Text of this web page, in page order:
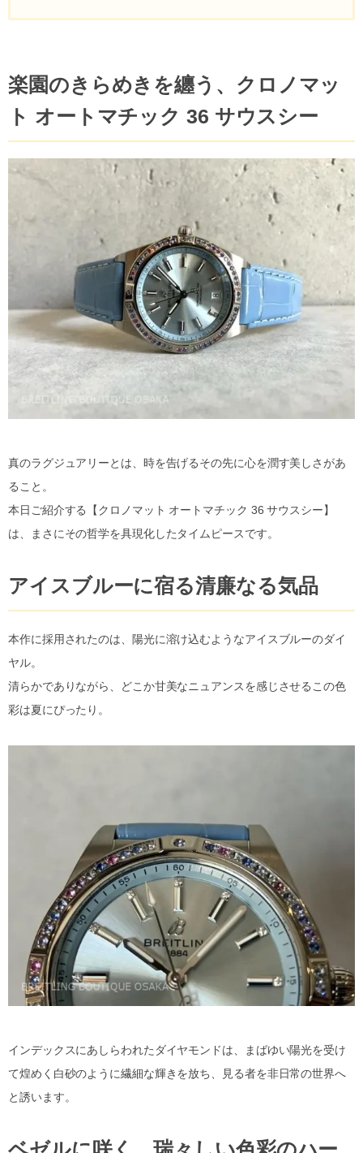
楽園のきらめきを纏う、クロノマッ
ト オートマチック 36 サウスシー
真のラグジュアリーとは、時を告げるその先に心を潤す美しさがあ
ること。
本日ご紹介する【クロノマット オートマチック 36 サウスシー】
は、まさにその哲学を具現化したタイムピースです。
アイスブルーに宿る清廉なる気品
本作に採用されたのは、陽光に溶け込むようなアイスブルーのダイ
ヤル。
清らかでありながら、どこか甘美なニュアンスを感じさせるこの色
彩は夏にぴったり。
インデックスにあしらわれたダイヤモンドは、まばゆい陽光を受け
て煌めく白砂のように繊細な輝きを放ち、見る者を非日常の世界へ
と誘います。